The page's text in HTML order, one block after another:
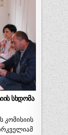
სხდომა
კომისიის